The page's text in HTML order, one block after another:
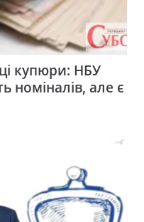
купюри: НБУ
номіналів, але є